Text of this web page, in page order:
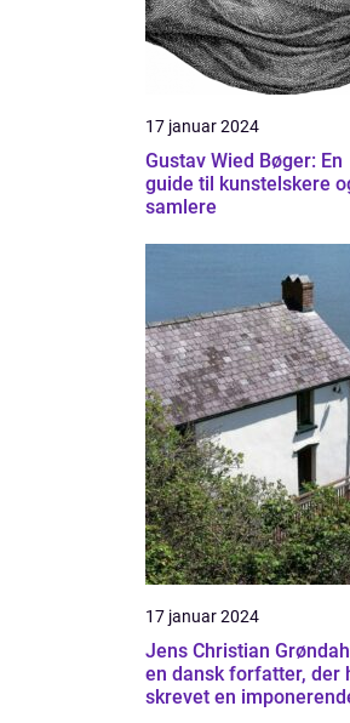
17 januar 2024
Gustav Wied Bøger: En
guide til kunstelskere
samlere
17 januar 2024
Jens Christian
en dansk forfatter, der
skrevet en